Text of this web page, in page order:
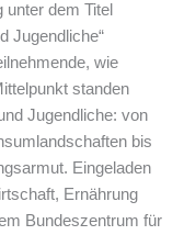
dem Titel
Jugendliche“
wie
standen
Jugendliche: von
bis
Eingeladen
Ernährung
Bundeszentrum für